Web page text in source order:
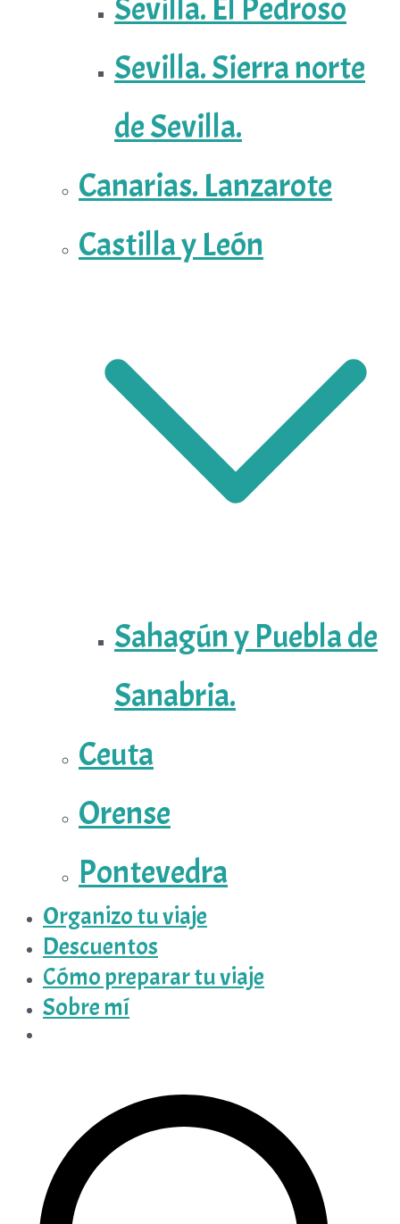
Sevilla. El Pedroso
Sevilla. Sierra norte
de Sevilla.
Canarias. Lanzarote
Castilla y León
Sahagún y Puebla de
Sanabria.
Ceuta
Orense
Pontevedra
Organizo tu viaje
Descuentos
Cómo preparar tu viaje
Sobre mí